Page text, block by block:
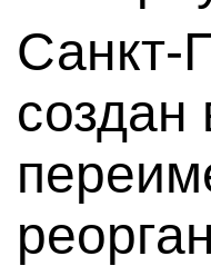
Санкт-
создан